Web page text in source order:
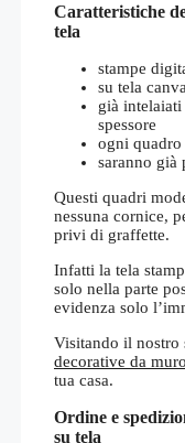
Caratteristiche
tela
stampe
su tela
già
spessore
ogni
saranno già
Questi quadri
nessuna cornice,
privi di graffette.
Infatti la tela
solo nella parte
evidenza solo
Visitando il nostro
decorative da muro
tua casa.
Ordine e
su tela